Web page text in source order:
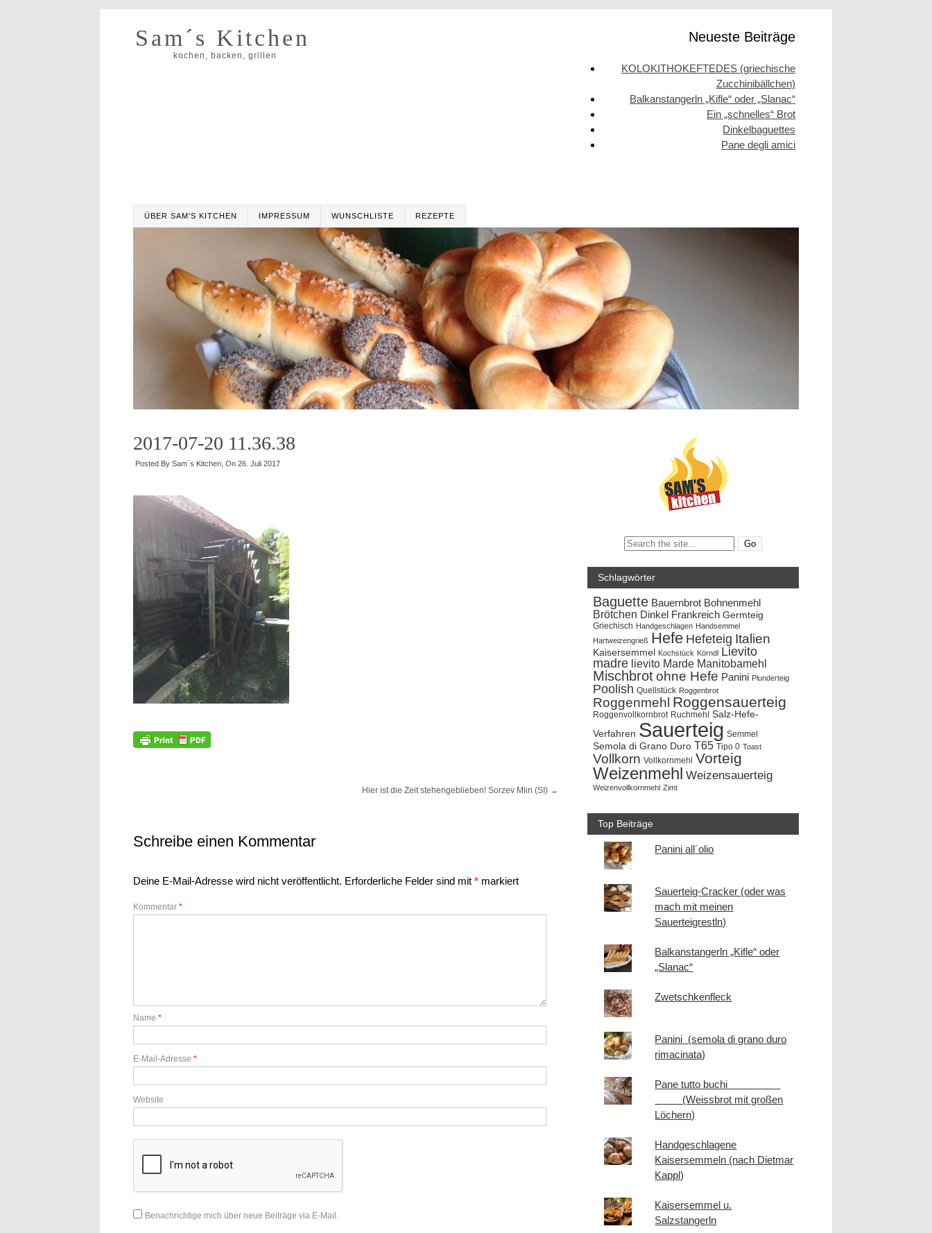
Sam´s Kitchen
kochen, backen, grillen
Neueste Beiträge
KOLOKITHOKEFTEDES (griechische
Zucchinibällchen)
Balkanstangerln „Kifle“ oder „Slanac“
Ein „schnelles“ Brot
Dinkelbaguettes
Pane degli amici
ÜBER SAM’S KITCHEN IMPRESSUM WUNSCHLISTE REZEPTE
2017-07-20 11.36.38
Posted By Sam´s Kitchen , On 26. Juli 2017
Hier ist die Zeit stehengeblieben! Sorzev Mlin (SI) →
Schreibe einen Kommentar
Deine E-Mail-Adresse wird nicht veröffentlicht. Erforderliche Felder sind mit * markiert
Kommentar *
Name *
E-Mail-Adresse *
Website
Benachrichtige mich über neue Beiträge via E-Mail.
Search:
Schlagwörter
Baguette Bauernbrot Bohnenmehl
Brötchen Dinkel Frankreich Germteig
Griechisch Handgeschlagen Handsemmel
Hartweizengrieß Hefe Hefeteig Italien
Kaisersemmel Kochstück Körndl Lievito
madre lievito Marde Manitobamehl
Mischbrotohne Hefe Panini Plunderteig
Poolish Quellstück Roggenbrot
Roggenmehl Roggensauerteig
Roggenvollkornbrot Ruchmehl Salz-Hefe-
Verfahren Sauerteig Semmel
Semola di Grano Duro T65 Tipo 0 Toast
Vollkorn Vollkornmehl Vorteig
Weizenmehl Weizensauerteig
Weizenvollkornmehl Zimt
Top Beiträge
Panini all´olio
Sauerteig-Cracker (oder was
mach mit meinen
Sauerteigrestln)
Balkanstangerln „Kifle“ oder
„Slanac“
Zwetschkenfleck
Panini (semola di grano duro
rimacinata)
Pane tutto buchi
(Weissbrot mit großen
Löchern)
Handgeschlagene
Kaisersemmeln (nach Dietmar
Kappl)
Kaisersemmel u.
Salzstangerln